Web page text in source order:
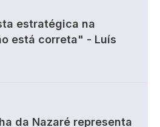
estratégica na
está correta" - Luís
da Nazaré representa